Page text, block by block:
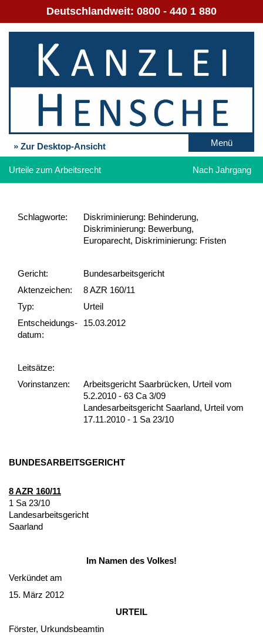
Deutschlandweit: 0800 - 440 1 880
» Zur Desktop-Ansicht Menü
Urteile zum Arbeitsrecht Nach Jahrgang
Schlag­worte:
Diskriminierung: Behinderung,
Diskriminierung: Bewerbung,
Europarecht, Diskriminierung: Fristen
Gericht:
Bundesarbeitsgericht
Akten­zeichen:
8 AZR 160/11
Typ:
Urteil
Ent­scheid­ungs­
datum:
15.03.2012
Leit­sätze:
Vor­ins­tan­zen:
Arbeitsgericht Saarbrücken, Urteil vom
5.2.2010 - 63 Ca 3/09
Landesarbeitsgericht Saarland, Urteil vom
17.11.2010 - 1 Sa 23/10
BUN­DES­AR­BEITS­GERICHT
8 AZR 160/11
1 Sa 23/10
Lan­des­ar­beits­ge­richt
Saar­land
Im Na­men des Vol­kes!
Verkündet am
15. März 2012
UR­TEIL
Förs­ter, Ur­kunds­be­am­tin